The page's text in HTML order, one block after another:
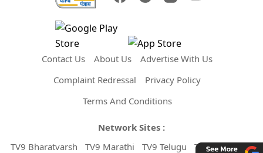
Contact Us About Us
Advertise With Us
Complaint Redressal
Privacy Policy
Terms And Conditions
Network Sites :
TV9 Bharatvarsh
TV9 Marathi TV9 Telugu
TV9 Kannada